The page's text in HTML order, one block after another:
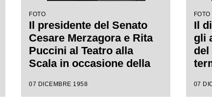
FOTO
Il presidente del Senato
Cesare Merzagora e Rita
Puccini al Teatro alla
Scala in occasione della
stagione lirica 1958-1959
07 DICEMBRE 1958
FOTO
Il
gli
del
07